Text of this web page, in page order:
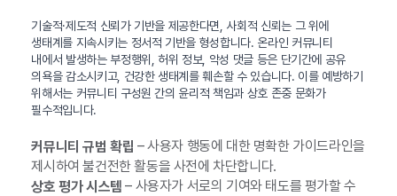
기술적·제도적 신뢰가 기반을 제공한다면, 사회적 신뢰는 그 위에
생태계를 지속시키는 정서적 기반을 형성합니다. 온라인 커뮤니티
내에서 발생하는 부정행위, 허위 정보, 악성 댓글 등은 단기간에 공유
의욕을 감소시키고, 건강한 생태계를 훼손할 수 있습니다. 이를 예방하기
위해서는 커뮤니티 구성원 간의 윤리적 책임과 상호 존중 문화가
필수적입니다.
커뮤니티 규범 확립 – 사용자 행동에 대한 명확한 가이드라인을
제시하여 불건전한 활동을 사전에 차단합니다.
상호 평가 시스템 – 사용자가 서로의 기여와 태도를 평가할 수